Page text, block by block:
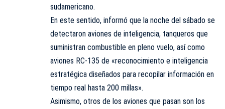
sudamericano.
En este sentido, informó que la noche del sábado se
detectaron aviones de inteligencia, tanqueros que
suministran combustible en pleno vuelo, así como
aviones RC-135 de «reconocimiento e inteligencia
estratégica diseñados para recopilar información en
tiempo real hasta 200 millas».
Asimismo, otros de los aviones que pasan son los